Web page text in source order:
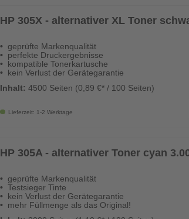
HP 305X - alternativer XL Toner
geprüfte Markenqualität
perfekte Druckergebnisse
kompatible Tonerkartusche
kein Verlust der Gerätegarantie
Inhalt:4500 Seiten (0,89 €* / 100 Seiten)
Lieferzeit: 1-2 Werktage
HP 305A - alternativer Toner cyan
geprüfte Markenqualität
Testsieger Tinte
kein Verlust der Gerätegarantie
mehr Füllmenge als das Original!